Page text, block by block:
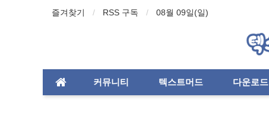
즐겨찾기 RSS 구독 08월 09일(일)
커뮤니티 텍스트머드 다운로드